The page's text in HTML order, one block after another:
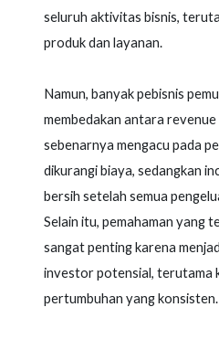
seluruh aktivitas bisnis,
produk dan layanan.
Namun, banyak pebisnis
membedakan antara revenue
sebenarnya mengacu pada
dikurangi biaya, sedangkan
bersih setelah semua
Selain itu, pemahaman yang
sangat penting karena
investor potensial, terutama
pertumbuhan yang konsisten.